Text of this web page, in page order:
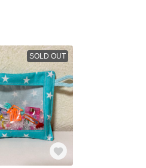
SOLD OUT